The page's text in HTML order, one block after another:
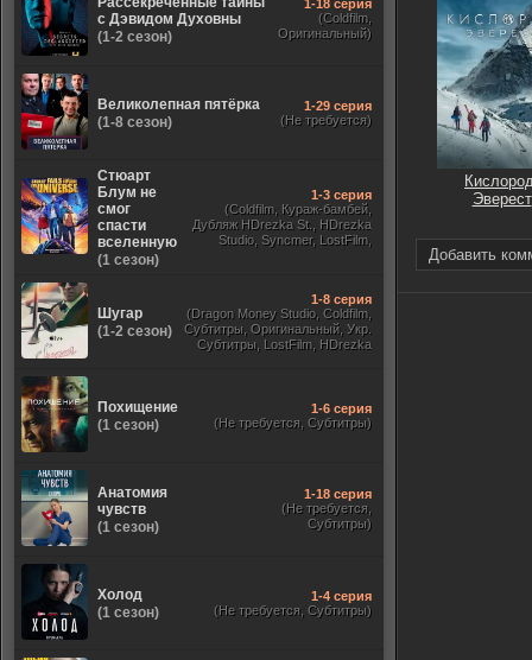
Эверест
Добавить
с Дэвидом Духовны
(1-2 сезон)
1-18 серия
(Coldfilm,
Оригинальный)
Великолепная пятёрка
(1-8 сезон)
1-29 серия
(Не требуется)
Стюарт
Блум не
смог
спасти
вселенную
(1 сезон)
1-3 серия
(Coldfilm, Кураж-бамбей,
Дубляж HDrezka St., HDrezka
Studio, Syncmer, LostFilm,
Шугар
(1-2 сезон)
1-8 серия
(Dragon Money Studio, Coldfilm,
Субтитры, Оригинальный, Укр.
Субтитры, LostFilm, HDrezka
Похищение
(1 сезон)
1-6 серия
(Не требуется, Субтитры)
Анатомия
чувств
(1 сезон)
1-18 серия
(Не требуется,
Субтитры)
Холод
(1 сезон)
1-4 серия
(Не требуется, Субтитры)